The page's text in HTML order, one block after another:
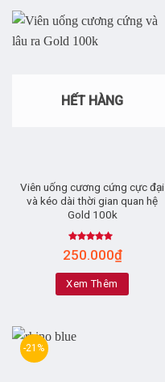
HẾT HÀNG
Viên uống cương cứng cực đại
và kéo dài thời gian quan hệ
Gold 100k
Rated4.88
out of 5
250.000₫
Xem Thêm
-21%